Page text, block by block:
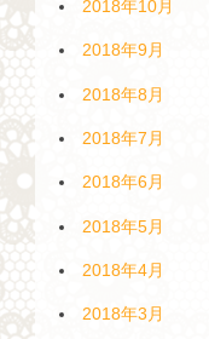
2018年10月
2018年9月
2018年8月
2018年7月
2018年6月
2018年5月
2018年4月
2018年3月